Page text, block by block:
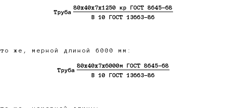
Труба
80х40х7х1250 кр ГОСТ 8645-68
В 10 ГОСТ 13663-86
то же, мерной длиной 6000 мм:
Труба
80х40х7х6000м ГОСТ 8645-68
В 10 ГОСТ 13663-86